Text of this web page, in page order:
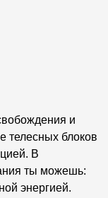
и
телесных блоков
В
ты можешь:
энергией.